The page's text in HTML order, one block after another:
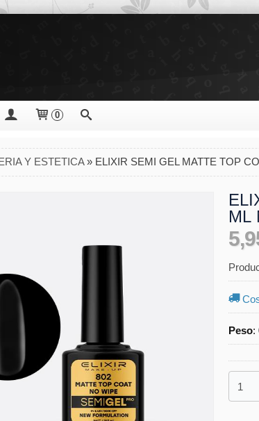
0
Y ESTETICA» ELIXIR SEMI GEL MATTE TOP
ML
Peso: